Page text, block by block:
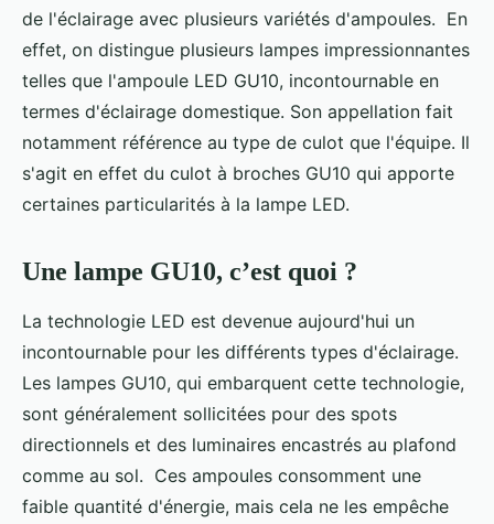
de l'éclairage avec plusieurs variétés d'ampoules. En
effet, on distingue plusieurs lampes impressionnantes
telles que l'ampoule LED GU10, incontournable en
termes d'éclairage domestique. Son appellation fait
notamment référence au type de culot que l'équipe. Il
s'agit en effet du culot à broches GU10 qui apporte
certaines particularités à la lampe LED.
Une lampe GU10, c’est quoi ?
La technologie LED est devenue aujourd'hui un
incontournable pour les différents types d'éclairage.
Les lampes GU10, qui embarquent cette technologie,
sont généralement sollicitées pour des spots
directionnels et des luminaires encastrés au plafond
comme au sol. Ces ampoules consomment une
faible quantité d'énergie, mais cela ne les empêche